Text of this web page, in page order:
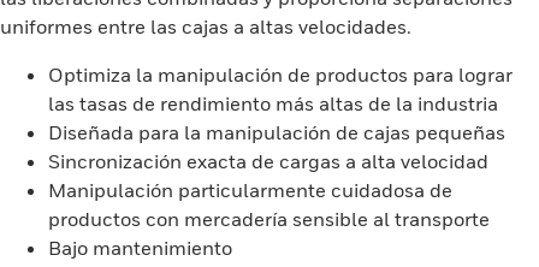
uniformes entre las cajas a altas velocidades.
Optimiza la manipulación de productos para lograr
las tasas de rendimiento más altas de la industria
Diseñada para la manipulación de cajas pequeñas
Sincronización exacta de cargas a alta velocidad
Manipulación particularmente cuidadosa de
productos con mercadería sensible al transporte
Bajo mantenimiento